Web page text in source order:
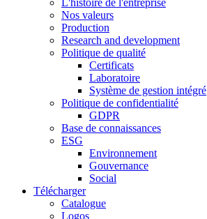
L'histoire de l'entreprise
Nos valeurs
Production
Research and development
Politique de qualité
Certificats
Laboratoire
Système de gestion intégré
Politique de confidentialité
GDPR
Base de connaissances
ESG
Environnement
Gouvernance
Social
Télécharger
Catalogue
Logos